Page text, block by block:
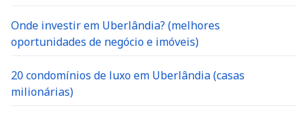
Onde investir em Uberlândia? (melhores
oportunidades de negócio e imóveis)
20 condomínios de luxo em Uberlândia (casas
milionárias)